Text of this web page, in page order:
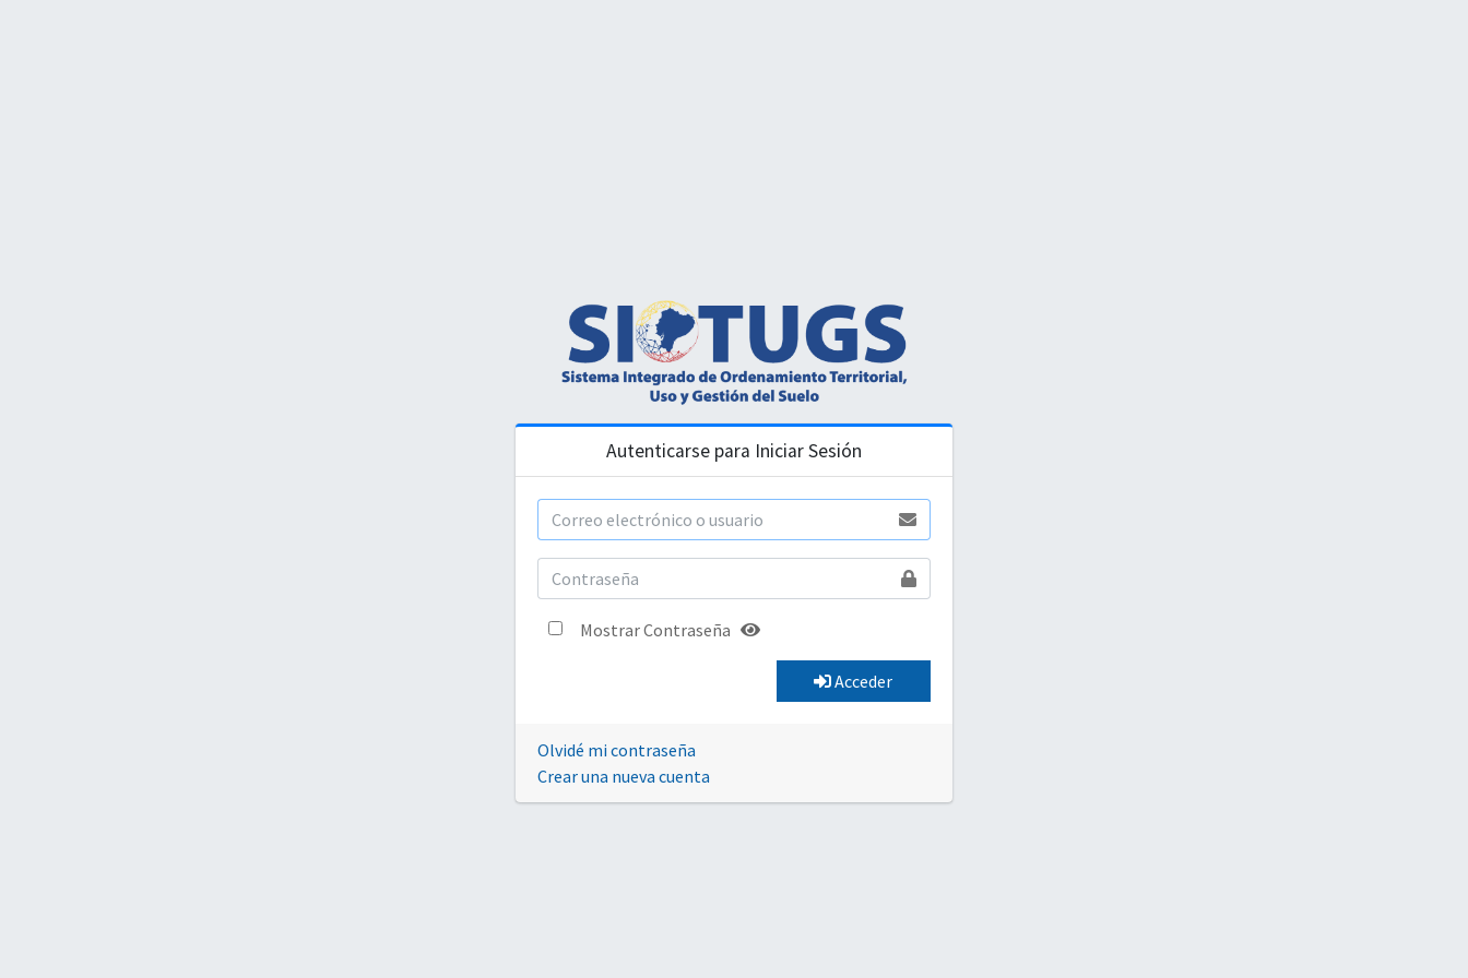
Autenticarse para Iniciar Sesión
Mostrar Contraseña
Acceder
Olvidé mi contraseña
Crear una nueva cuenta